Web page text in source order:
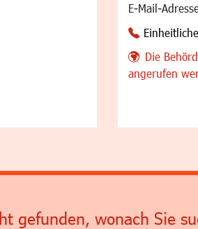
E-Mail-
Die
angerufen
gefunden, wonach Sie